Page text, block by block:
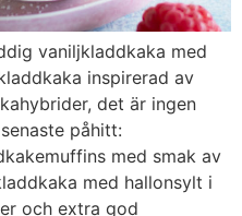
vaniljkladdkaka med
inspirerad av
det är ingen
påhitt:
med smak av
med hallonsylt i
och extra god